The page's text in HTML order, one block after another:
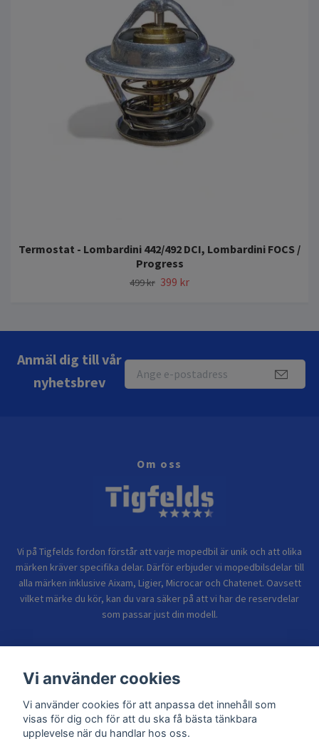
Termostat - Lombardini 442/492 DCI, Lombardini FOCS /
Progress
499 kr 399 kr
Anmäl dig till vår
nyhetsbrev
Om oss
Vi på Tigfelds fordon förstår att varje mopedbil är unik och att olika
märken kräver specifika delar. Därför erbjuder vi mopedbilsdelar till
alla märken inklusive Aixam, Ligier, Microcar och Chatenet. Oavsett
vilket märke du kör, kan du vara säker på att vi har de reservdelar
som passar just din modell.
Sidor
Vi använder cookies
Vi använder cookies för att anpassa det innehåll som
visas för dig och för att du ska få bästa tänkbara
upplevelse när du handlar hos oss.